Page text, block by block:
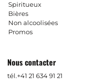
Spiritueux
Bières
Non alcoolisées
Promos
Nous contacter
tél.+41 21 634 91 21